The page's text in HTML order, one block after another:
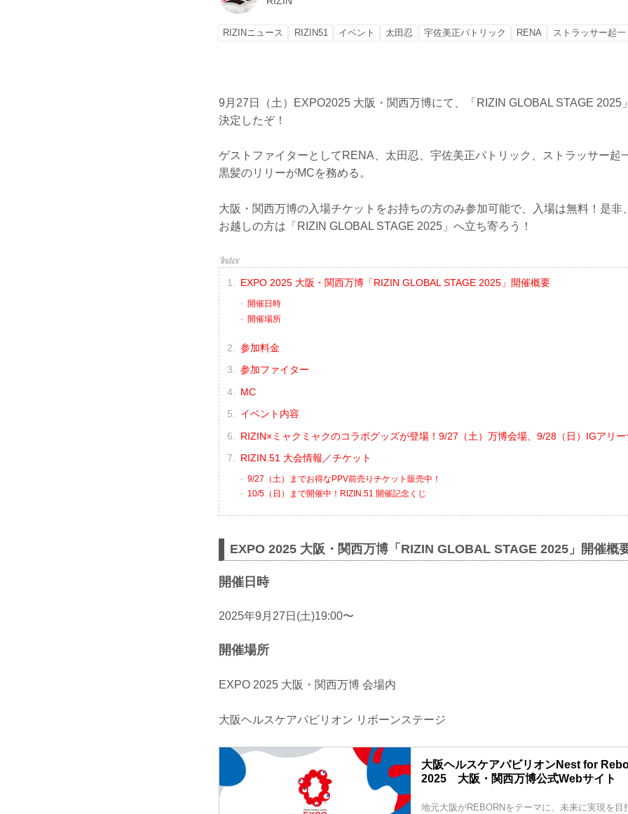
RIZINニュース RIZIN51 イベント 太田忍 宇佐美正パトリック RENA ストラッサー起一
9月27日（土）EXPO2025 大阪・関西万博にて、「RIZIN GLOBAL STAGE 2025
決定したぞ！
ゲストファイターとしてRENA、太田忍、宇佐美正パトリック、ストラッサー起
黒髪のリリーがMCを務める。
大阪・関西万博の入場チケットをお持ちの方のみ参加可能で、入場は無料！是非
お越しの方は「RIZIN GLOBAL STAGE 2025」へ立ち寄ろう！
EXPO 2025 大阪・関西万博「RIZIN GLOBAL STAGE 2025」開催概要
開催日時
開催場所
参加料金
参加ファイター
MC
イベント内容
RIZIN×ミャクミャクのコラボグッズが登場！9/27（土）万博会場、9/28（日）IGアリ
RIZIN.51 大会情報／チケット
9/27（土）までお得なPPV前売りチケット販売中！
10/5（日）まで開催中！RIZIN.51 開催記念くじ
EXPO 2025 大阪・関西万博「RIZIN GLOBAL STAGE 2025」開催概
開催日時
2025年9月27日(土)19:00〜
開催場所
EXPO 2025 大阪・関西万博 会場内
大阪ヘルスケアパビリオン リボーンステージ
大阪ヘルスケアパビリオンNest for
2025 大阪・関西万博公式Webサイト
地元大阪がREBORNをテーマに、未来に実現を目